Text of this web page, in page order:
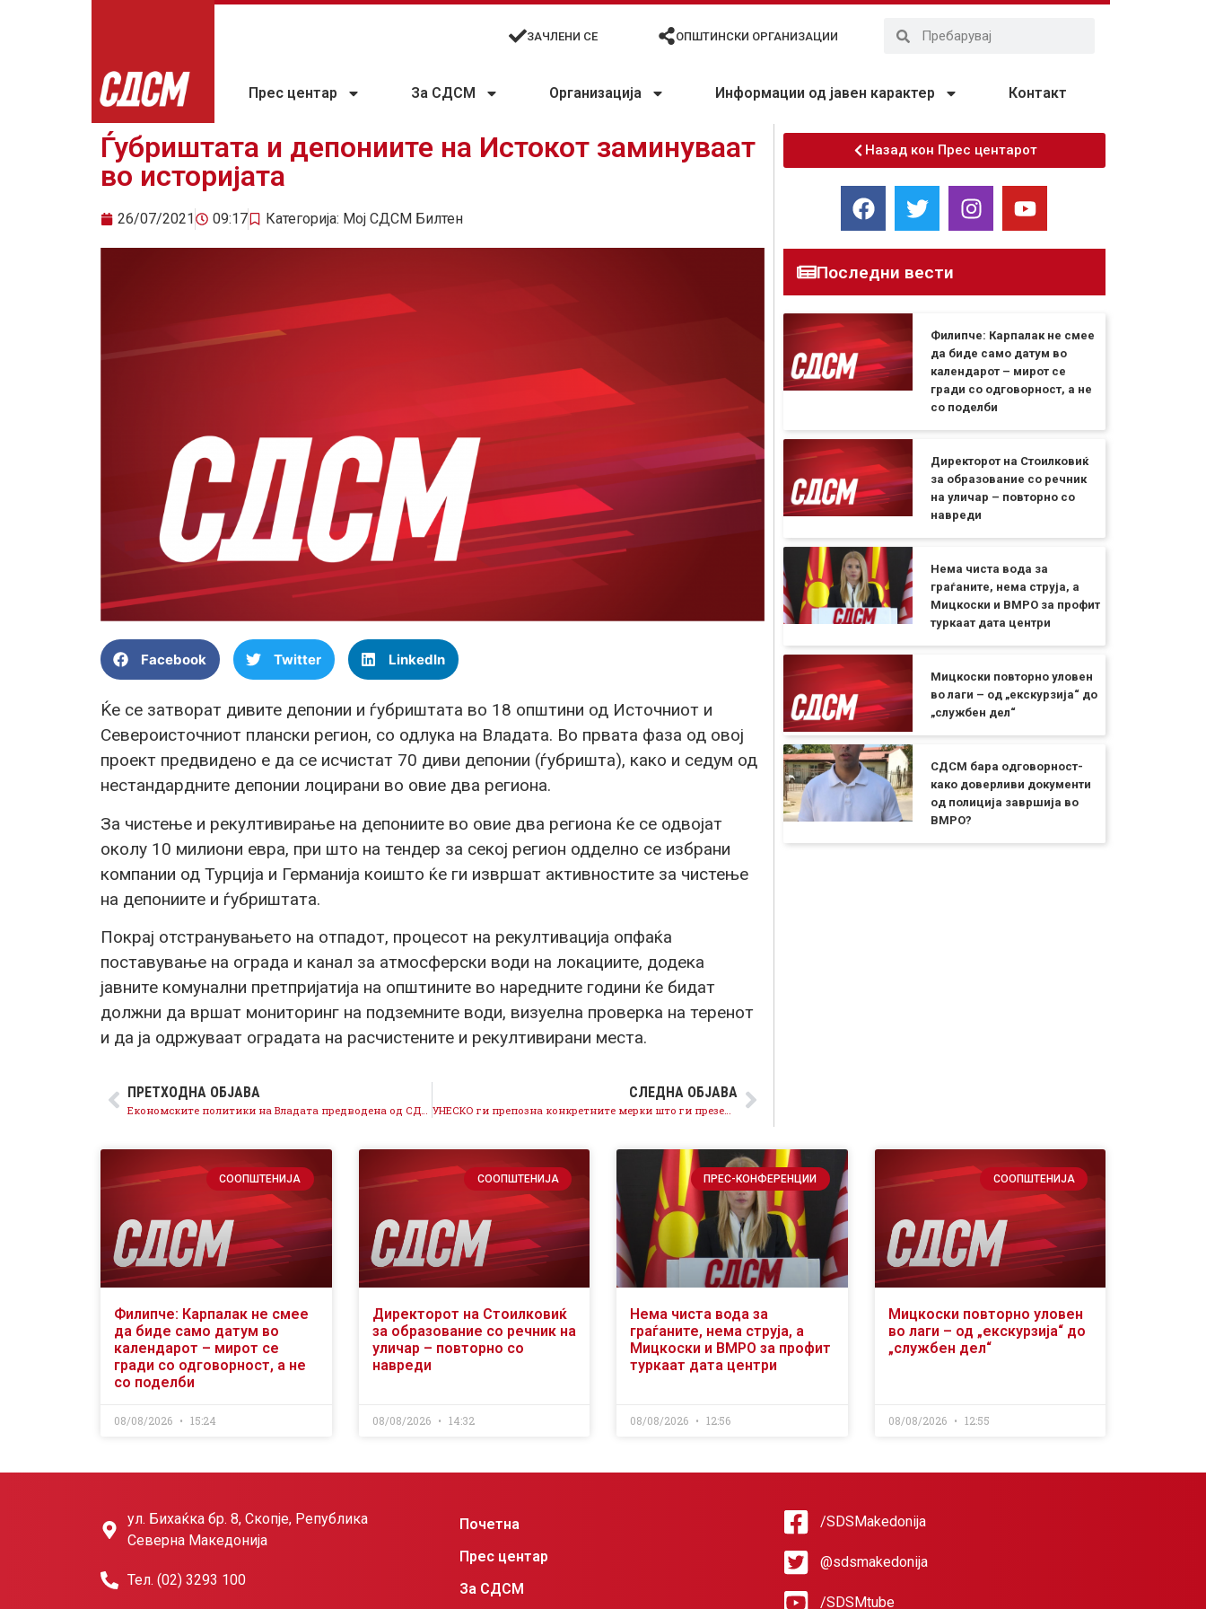
ЗАЧЛЕНИ СЕ ОПШТИНСКИ ОРГАНИЗАЦИИ
Прес центар За СДСМ Организација Информации од јавен карактер Контакт
Ѓубриштата и депониите на Истокот заминуваат
во историјата
26/07/2021 09:17 Категорија: Мој СДСМ Билтен
Facebook Twitter LinkedIn
Ќе се затворат дивите депонии и ѓубриштата во 18 општини од Источниот и
Североисточниот плански регион, со одлука на Владата. Во првата фаза од овој
проект предвидено е да се исчистат 70 диви депонии (ѓубришта), како и седум од
нестандардните депонии лоцирани во овие два региона.
За чистење и рекултивирање на депониите во овие два региона ќе се одвојат
околу 10 милиони евра, при што на тендер за секој регион одделно се избрани
компании од Турција и Германија коишто ќе ги извршат активностите за чистење
на депониите и ѓубриштата.
Покрај отстранувањето на отпадот, процесот на рекултивација опфаќа
поставување на ограда и канал за атмосферски води на локациите, додека
јавните комунални претпријатија на општините во наредните години ќе бидат
должни да вршат мониторинг на подземните води, визуелна проверка на теренот
и да ја одржуваат оградата на расчистените и рекултивирани места.
ПРЕТХОДНА ОБЈАВА СЛЕДНА ОБЈАВА
Назад кон Прес центарот
Последни вести
Филипче: Карпалак не смее
да биде само датум во
календарот – мирот се
гради со одговорност, а не
со поделби
Директорот на Стоилковиќ
за образование со речник
на уличар – повторно со
навреди
Нема чиста вода за
граѓаните, нема струја, а
Мицкоски и ВМРО за профит
туркаат дата центри
Мицкоски повторно уловен
во лаги – од „екскурзија“ до
„службен дел“
СДСМ бара одговорност-
како доверливи документи
од полиција завршија во
ВМРО?
СООПШТЕНИЈА
Филипче: Карпалак не смее
да биде само датум во
календарот – мирот се
гради со одговорност, а не
со поделби
08/08/2026 15:24
СООПШТЕНИЈА
Директорот на Стоилковиќ
за образование со речник на
уличар – повторно со
навреди
08/08/2026 14:32
ПРЕС-КОНФЕРЕНЦИИ
Нема чиста вода за
граѓаните, нема струја, а
Мицкоски и ВМРО за профит
туркаат дата центри
08/08/2026 12:56
СООПШТЕНИЈА
Мицкоски повторно уловен
во лаги – од „екскурзија“ до
„службен дел“
08/08/2026 12:55
ул. Бихаќка бр. 8, Скопје, Република
Северна Македонија
Тел. (02) 3293 100
Почетна
Прес центар
За СДСМ
/SDSMakedonija
@sdsmakedonija
/SDSMtube